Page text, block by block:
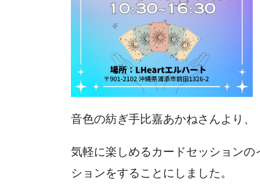
音色の紡ぎ手比嘉あかねさんより、
気軽に楽しめるカードセッション
ションをすることにしました。